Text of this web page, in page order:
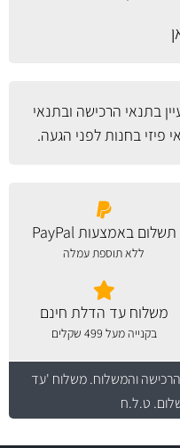
בתנאי הרכישה ובתנאי
פיזי בחנות לפני הגעה.
תשלום באמצעות PayPal
ללא תוספת עמלה
משלוח עד הדלת חינם
בקנייה מעל 499 שקלים
הרכישה והמשלוח. משלוח 'עד
ט.ל.ח